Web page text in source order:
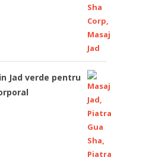
Jad verde pentru